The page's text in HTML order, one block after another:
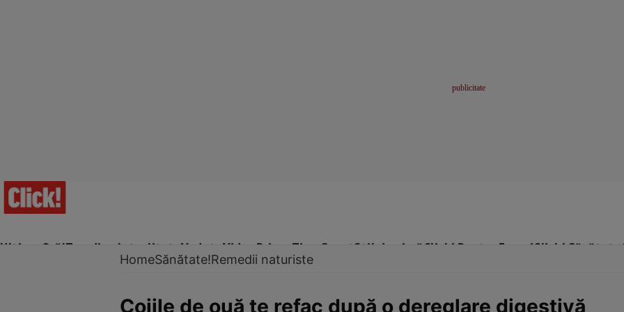
Ultima Oră!Trending Actualitate Vedete Video Prime Time SportStil de viațăClick! Pentru FemeiClick! Sănătate
HomeSănătate!Remedii naturiste
Cojile de ouă te refac după o dereglare digestivă